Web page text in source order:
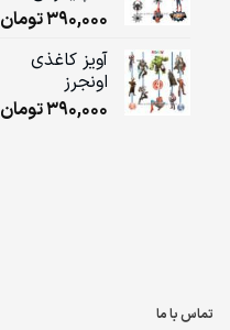
390,000تومان
آویز کاغذی
اونجرز
390,000تومان
تماس با ما